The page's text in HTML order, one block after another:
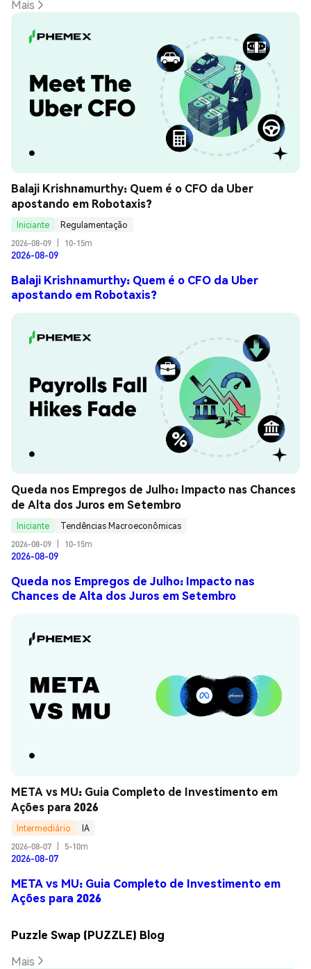
Mais
Balaji Krishnamurthy: Quem é o CFO da Uber
apostando em Robotaxis?
Iniciante
Regulamentação
2026-08-09
10-15m
2026-08-09
Balaji Krishnamurthy: Quem é o CFO da Uber
apostando em Robotaxis?
Queda nos Empregos de Julho: Impacto nas Chances
de Alta dos Juros em Setembro
Iniciante
Tendências Macroeconômicas
2026-08-09
10-15m
2026-08-09
Queda nos Empregos de Julho: Impacto nas
Chances de Alta dos Juros em Setembro
META vs MU: Guia Completo de Investimento em
Ações para 2026
Intermediário
IA
2026-08-07
5-10m
2026-08-07
META vs MU: Guia Completo de Investimento em
Ações para 2026
Puzzle Swap (PUZZLE) Blog
Mais